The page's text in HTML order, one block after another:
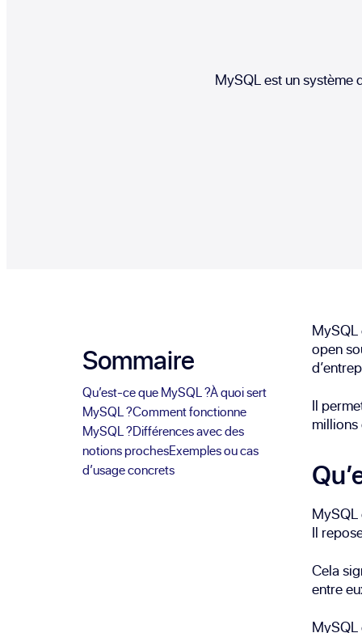
MySQL est un système
Sommaire
Qu’est-ce que MySQL ?À quoi sert
MySQL ?Comment fonctionne
MySQL ?Différences avec des
notions prochesExemples ou cas
d’usage concrets
MySQL
open
Il
millions
MySQL
Il
Cela
entre
MySQL